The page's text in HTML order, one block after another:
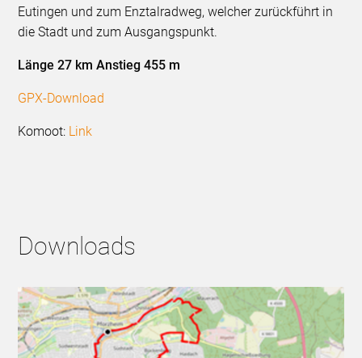
Eutingen und zum Enztalradweg, welcher zurückführt in
die Stadt und zum Ausgangspunkt.
Länge 27 km Anstieg 455 m
GPX-Download
Komoot: Link
Downloads